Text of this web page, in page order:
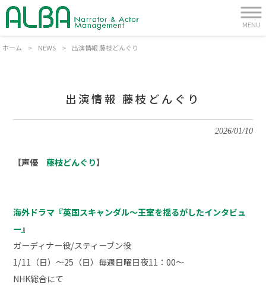
MENU
ホーム > NEWS > 出演情報 藤枝どんぐり
出演情報 藤枝どんぐり
2026/01/10
【声優藤枝どんぐり】
海外ドラマ『英国スキャンダル～王室を揺るがしたインタビュ
ー』
ガーディナー役/スティーブン役
1/11（日）～25（日）毎週日曜日夜11：00～
NHK総合にて